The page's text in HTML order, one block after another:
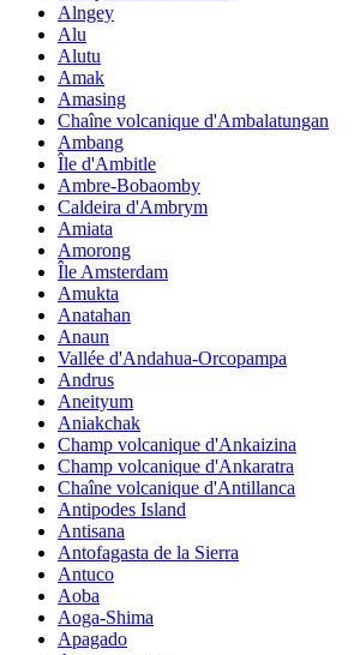
Alngey
Alu
Alutu
Amak
Amasing
Chaîne volcanique d'Ambalatungan
Ambang
Île d'Ambitle
Ambre-Bobaomby
Caldeira d'Ambrym
Amiata
Amorong
Île Amsterdam
Amukta
Anatahan
Anaun
Vallée d'Andahua-Orcopampa
Andrus
Aneityum
Aniakchak
Champ volcanique d'Ankaizina
Champ volcanique d'Ankaratra
Chaîne volcanique d'Antillanca
Antipodes Island
Antisana
Antofagasta de la Sierra
Antuco
Aoba
Aoga-Shima
Apagado